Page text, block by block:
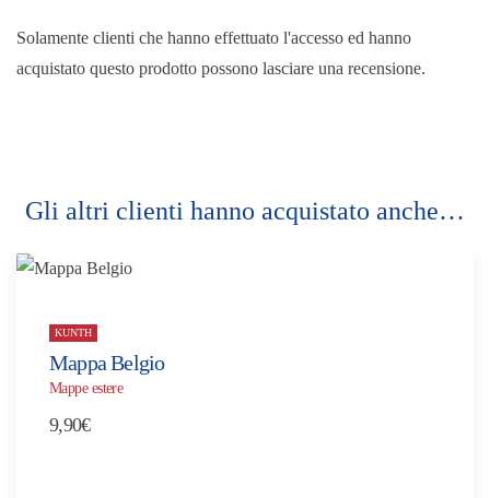
Solamente clienti che hanno effettuato l'accesso ed hanno
acquistato questo prodotto possono lasciare una recensione.
Gli altri clienti hanno acquistato anche…
KUNTH
Mappa Belgio
Mappe estere
9,90€